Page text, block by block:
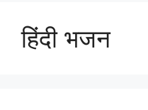
हिंदी भजन